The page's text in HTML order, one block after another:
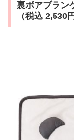
裏ボアブラン
（税込 2,530円